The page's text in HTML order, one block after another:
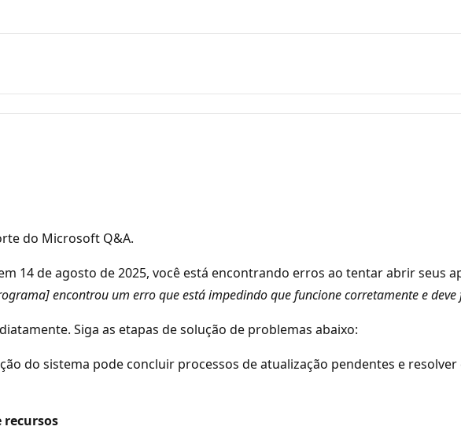
do Microsoft Q&A.
14 de agosto de 2025, você está encontrando erros ao tentar abrir seus
encontrou um erro que está impedindo que funcione corretamente e deve
Siga as etapas de solução de problemas abaixo:
do sistema pode concluir processos de atualização pendentes e
recursos